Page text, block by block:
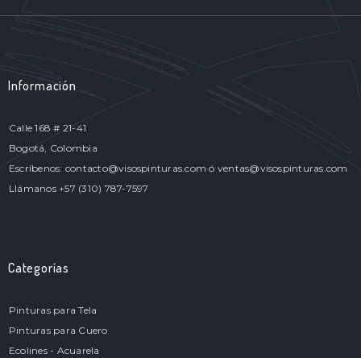
Información
Calle 168 # 21-41
Bogotá, Colombia
Escríbenos: contacto@visospinturas.com ó ventas@visospinturas.com
Llámanos +57 (310) 787-7597
Categorías
Pinturas para Tela
Pinturas para Cuero
Ecolines - Acuarela